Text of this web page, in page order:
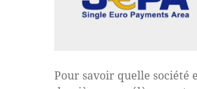
Pour savoir quelle société